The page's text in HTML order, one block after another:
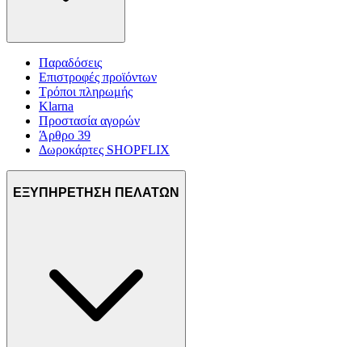
Παραδόσεις
Επιστροφές προϊόντων
Τρόποι πληρωμής
Klarna
Προστασία αγορών
Άρθρο 39
Δωροκάρτες SHOPFLIX
ΕΞΥΠΗΡΕΤΗΣΗ ΠΕΛΑΤΩΝ